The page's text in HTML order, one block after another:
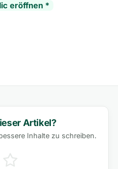
eröffnen *
Artikel?
Inhalte zu schreiben.